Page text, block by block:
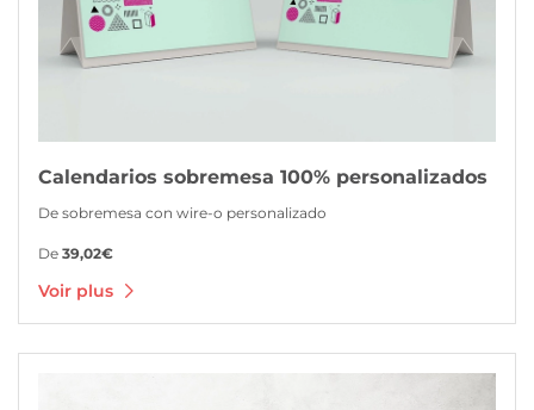
Calendarios sobremesa 100% personalizados
De sobremesa con wire-o personalizado
De 39,02€
Voir plus